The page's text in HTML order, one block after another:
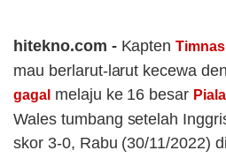
hitekno.com - Kapten
mau berlarut-larut kecewa
gagal melaju ke 16 besar
Wales tumbang setelah
skor 3-0, Rabu (30/11/2022)